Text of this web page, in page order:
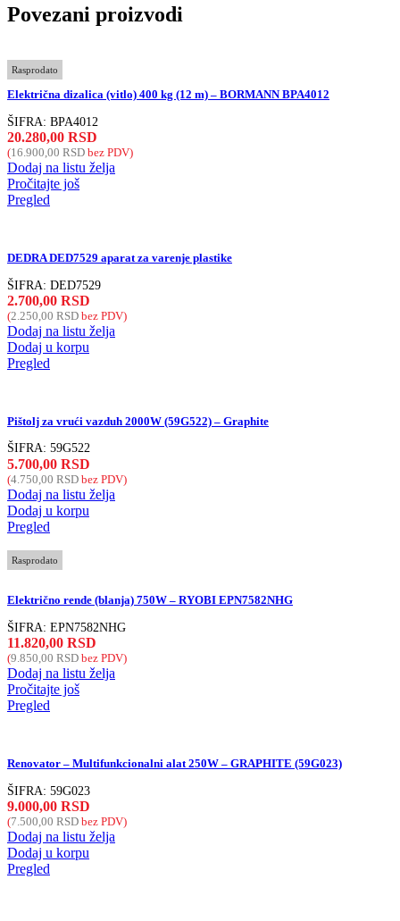
Povezani proizvodi
Rasprodato
Električna dizalica (vitlo) 400 kg (12 m) – BORMANN BPA4012
ŠIFRA: BPA4012
20.280,00 RSD
(16.900,00 RSD bez PDV)
Dodaj na listu želja
Pročitajte još
Pregled
DEDRA DED7529 aparat za varenje plastike
ŠIFRA: DED7529
2.700,00 RSD
(2.250,00 RSD bez PDV)
Dodaj na listu želja
Dodaj u korpu
Pregled
Pištolj za vrući vazduh 2000W (59G522) – Graphite
ŠIFRA: 59G522
5.700,00 RSD
(4.750,00 RSD bez PDV)
Dodaj na listu želja
Dodaj u korpu
Pregled
Rasprodato
Električno rende (blanja) 750W – RYOBI EPN7582NHG
ŠIFRA: EPN7582NHG
11.820,00 RSD
(9.850,00 RSD bez PDV)
Dodaj na listu želja
Pročitajte još
Pregled
Renovator – Multifunkcionalni alat 250W – GRAPHITE (59G023)
ŠIFRA: 59G023
9.000,00 RSD
(7.500,00 RSD bez PDV)
Dodaj na listu želja
Dodaj u korpu
Pregled